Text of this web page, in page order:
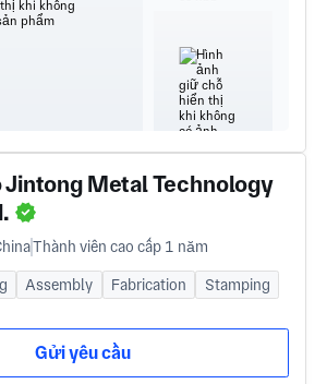
Jintong Metal Technology
Thành viên cao cấp 1 năm
Assembly Fabrication
Stamping
Gửi yêu cầu